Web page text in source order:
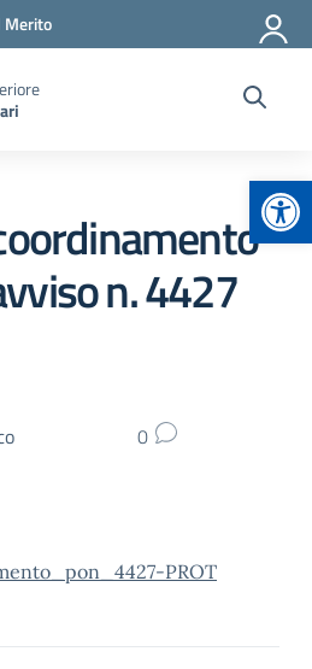
Merito
n. 4427
0
PROT